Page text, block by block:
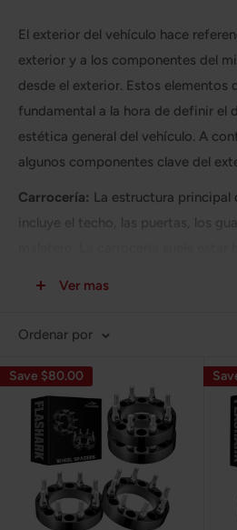
El exterior del vehículo hace
exterior y a los componentes del
desde el exterior. Estos elementos
fundamental a la hora de definir el
estética general del vehículo. A
algunos componentes clave del
Carrocería: La estructura principal
incluye el techo, las puertas, los
parrilla es un componente
para su enfriamiento.
Faros delanteros:Luces frontales
iluminación al conductor y son
noche o en condiciones de poca
Ver mas
Ordenar por
Save $80.00